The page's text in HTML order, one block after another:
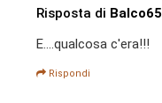
Risposta di Balco65
E....qualcosa c'era!!!
Rispondi